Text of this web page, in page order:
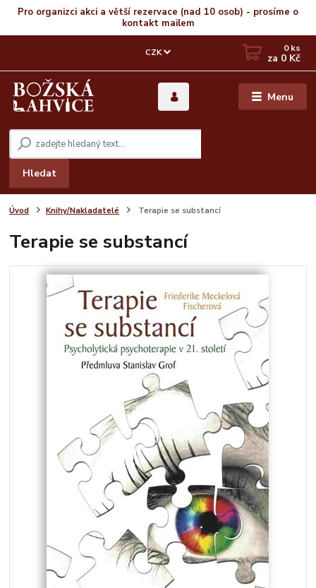
Pro organizci akci a větší rezervace (nad 10 osob) - prosíme o
kontakt mailem
Menu
CZK
Hledat
0ks
za 0 Kč
Úvod Knihy/Nakladatelé Terapie se substancí
Terapie se substancí